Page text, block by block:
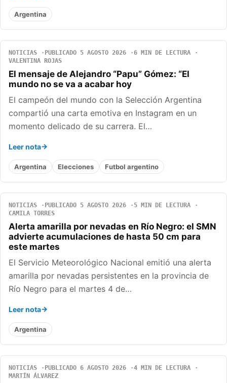
Argentina
NOTICIAS PUBLICADO 5 AGOSTO 2026
6 MIN DE LECTURA
VALENTINA ROJAS
El mensaje de Alejandro “Papu” Gómez: “El
mundo no se va a acabar hoy
El campeón del mundo con la Selección Argentina
compartió una carta emotiva en Instagram en un
momento delicado de su carrera. El…
Leer nota
Argentina Elecciones Futbol argentino
NOTICIAS PUBLICADO 5 AGOSTO 2026
5 MIN DE LECTURA
CAMILA TORRES
Alerta amarilla por nevadas en Río Negro: el SMN
advierte acumulaciones de hasta 50 cm para
este martes
El Servicio Meteorológico Nacional emitió una alerta
amarilla por nevadas persistentes en la provincia de
Río Negro para el martes 4 de…
Leer nota
Argentina
NOTICIAS PUBLICADO 6 AGOSTO 2026
4 MIN DE LECTURA
MARTÍN ÁLVAREZ